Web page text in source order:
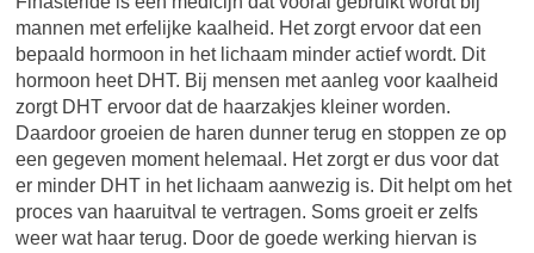
mannen met erfelijke kaalheid. Het zorgt ervoor dat een
bepaald hormoon in het lichaam minder actief wordt. Dit
hormoon heet DHT. Bij mensen met aanleg voor kaalheid
zorgt DHT ervoor dat de haarzakjes kleiner worden.
Daardoor groeien de haren dunner terug en stoppen ze op
een gegeven moment helemaal. Het zorgt er dus voor dat
er minder DHT in het lichaam aanwezig is. Dit helpt om het
proces van haaruitval te vertragen. Soms groeit er zelfs
weer wat haar terug. Door de goede werking hiervan is